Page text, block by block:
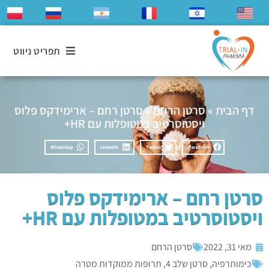
תפריט ניווט
דף הבית»סרטן הרחם»סרטן רחם – ארימידקס פלוס
ויסטוסרטיב במטופלות עם HR+
Facebook
Twitter
LinkedIn
WhatsApp
סרטן רחם – ארימידקס פלוס
ויסטוסרטיב במטופלות עם HR+
מאי 31, 2022
סרטן הרחם
כימותרפיה,סרטן שלב 4 , תרופות ממוקדות מטרה